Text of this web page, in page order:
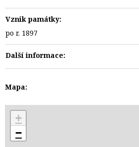
Vznik památky:
po r. 1897
Další informace:
Mapa:
+
−